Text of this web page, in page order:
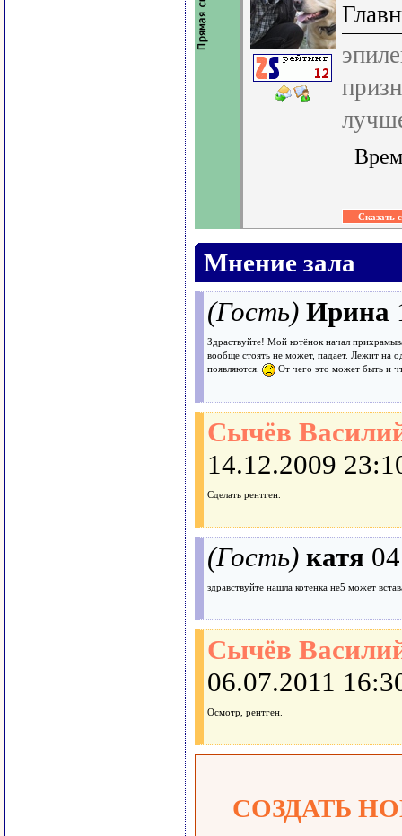
Мнение зала
(Гость) Ирина
Здраствуйте! Мой котёнок начал
вообще стоять не может, падает. Лежит на
появляются.
От чего это может быть и
Сычёв
14.12.2009
Сделать рентген.
(Гость) катя
здравствуйте нашла котенка не5 может
Сычёв
06.07.2011
Осмотр, рентген.
СОЗДАТЬ